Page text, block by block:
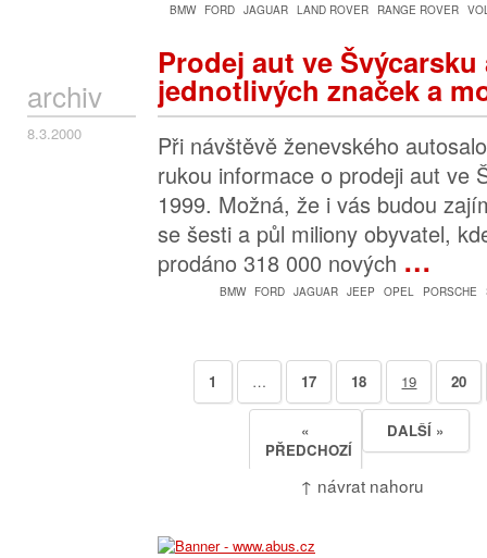
BMW FORD JAGUAR LAND ROVER RANGE ROVER
Prodej aut ve
jednotlivých značek a
archiv
8.3.2000
Při návštěvě ženevského
rukou informace o prodeji aut ve
1999. Možná, že i vás budou
se šesti a půl miliony obyvatel,
prodáno 318 000 nových …
BMW FORD JAGUAR JEEP OPEL PORSCHE
«
PŘEDCHOZÍ
1 … 17 18 19 20
DALŠÍ »
↑ návrat nahoru